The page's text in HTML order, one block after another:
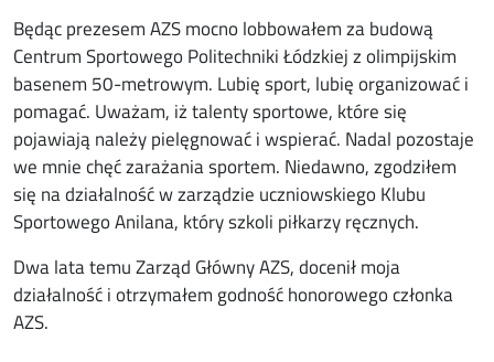
Będąc prezesem AZS mocno lobbowałem za budową
Centrum Sportowego Politechniki Łódzkiej z olimpijskim
basenem 50-metrowym. Lubię sport, lubię organizować i
pomagać. Uważam, iż talenty sportowe, które się
pojawiają należy pielęgnować i wspierać. Nadal pozostaje
we mnie chęć zarażania sportem. Niedawno, zgodziłem
się na działalność w zarządzie uczniowskiego Klubu
Sportowego Anilana, który szkoli piłkarzy ręcznych.
Dwa lata temu Zarząd Główny AZS, docenił moja
działalność i otrzymałem godność honorowego członka
AZS.